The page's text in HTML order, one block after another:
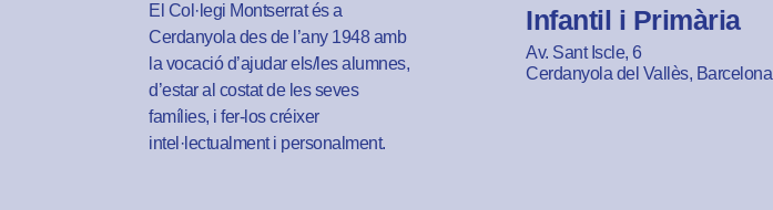
El Col·legi Montserrat és a
Cerdanyola des de l’any 1948 amb
la vocació d’ajudar els/les alumnes,
d’estar al costat de les seves
famílies, i fer-los créixer
intel·lectualment i personalment.
Infantil i Primària
Av. Sant Iscle, 6
Cerdanyola del Vallès, Barcelona